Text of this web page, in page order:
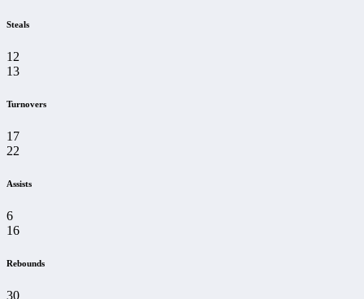
Steals
12
13
Turnovers
17
22
Assists
6
16
Rebounds
30